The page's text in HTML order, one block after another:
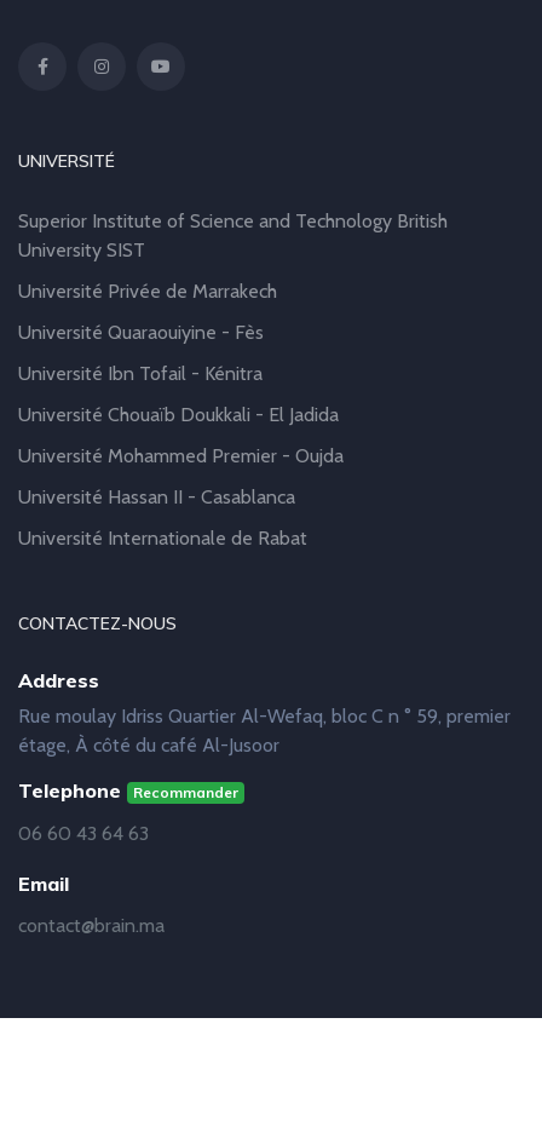
UNIVERSITÉ
Superior Institute of Science and Technology British
University SIST
Université Privée de Marrakech
Université Quaraouiyine - Fès
Université Ibn Tofail - Kénitra
Université Chouaïb Doukkali - El Jadida
Université Mohammed Premier - Oujda
Université Hassan II - Casablanca
Université Internationale de Rabat
CONTACTEZ-NOUS
Address
Rue moulay Idriss Quartier Al-Wefaq, bloc C n ° 59, premier
étage, À côté du café Al-Jusoor
Telephone Recommander
06 60 43 64 63
Email
contact@brain.ma